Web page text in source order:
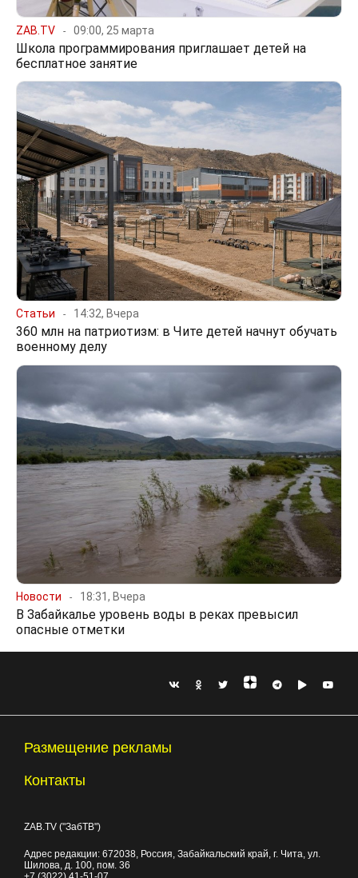
ZAB.TV 09:00, 25 марта
Школа программирования приглашает детей на
бесплатное занятие
Статьи 14:32, Вчера
360 млн на патриотизм: в Чите детей начнут обучать
военному делу
Новости 18:31, Вчера
В Забайкалье уровень воды в реках превысил
опасные отметки
Размещение рекламы
Контакты
ZAB.TV ("ЗабТВ")
Адрес редакции: 672038, Россия, Забайкальский край, г. Чита, ул.
Шилова, д. 100, пом. 36